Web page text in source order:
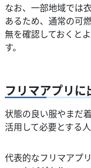
なお、一部地域では
あるため、通常の可
無を確認しておくと
す​。
フリマアプリに
状態の良い服やまだ
活用して必要とする
代表的なフリマアプ